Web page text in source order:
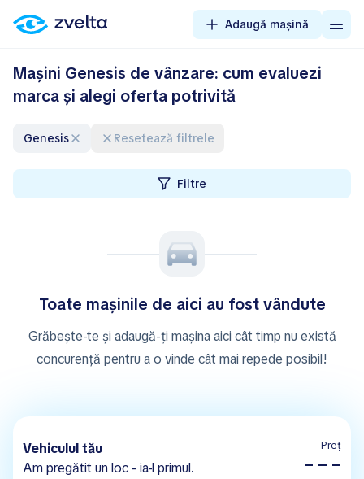
Adaugă mașină
Mașini Genesis de vânzare: cum evaluezi
marca și alegi oferta potrivită
Genesis Resetează filtrele
Filtre
Toate mașinile de aici au fost vândute
Grăbește-te și adaugă-ți mașina aici cât timp nu există
concurență pentru a o vinde cât mai repede posibil!
Vehiculul tău
Am pregătit un loc - ia-l primul.
Preț
– – –